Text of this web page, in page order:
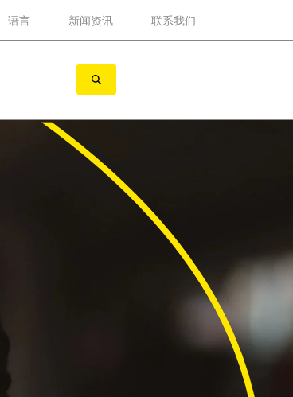
语言 新闻资讯 联系我们